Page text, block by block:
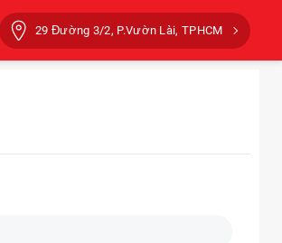
29 Đường 3/2, P.Vườn Lài, TPHCM